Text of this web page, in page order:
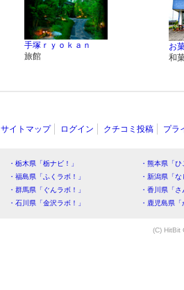
手塚ｒｙｏｋａｎ
旅館
お
和
サイトマップ ログイン クチコミ投稿 プラ
・栃木県「栃ナビ！」
・熊本県「
・福島県「ふくラボ！」
・新潟県「
・群馬県「ぐんラボ！」
・香川県「
・石川県「金沢ラボ！」
・鹿児島県
(C) HitBit